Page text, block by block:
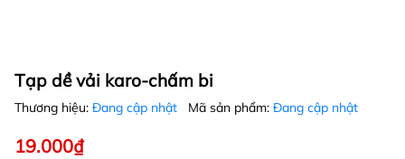
Tạp dề vải karo-chấm bi
Thương hiệu: Đang cập nhật Mã sản phẩm: Đang cập nhật
19.000₫